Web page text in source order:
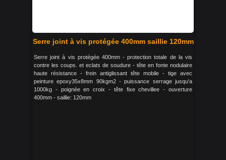
Serre joint à vis protégée 400mm saillie 120mm
Serre joint à vis protégée 400mm - protection totale de la vis
contre les coups. et eclats de soudure - tête en fonte nodulaire
haute résistance - frein antiglissant tête mobile - tige avec
peinture epoxy35x8mm 90kgm2 - puissance serrage jusqu'a
1000kg - poignée en croix - tête fixe chevillee - ouverture
400mm - saillie: 120mm